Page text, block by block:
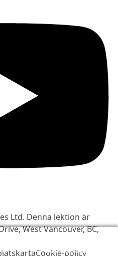
LingQ bättre. Genom
du vår cookie-policy
Ltd. Denna lektion är
West Vancouver, BC,
Cookie-policy